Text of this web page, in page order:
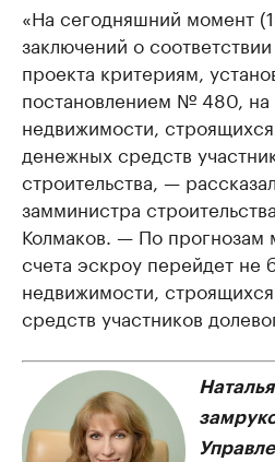
«На сегодняшний момент
заключений о
проекта критериям,
постановлением № 480, на
недвижимости,
денежных средств
строительства, —
замминистра
Колмаков. — По прогнозам
счета эскроу перейдет не
недвижимости,
средств участников